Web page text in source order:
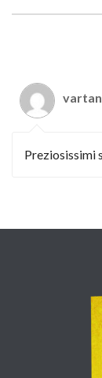
vartan
Preziosissimi